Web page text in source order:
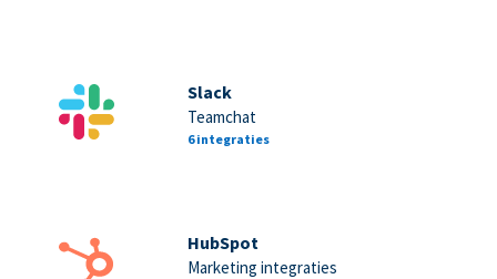
Slack
Teamchat
6 integraties
HubSpot
Marketing integraties